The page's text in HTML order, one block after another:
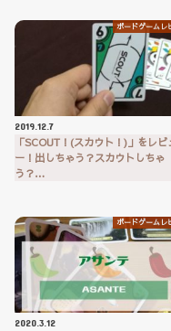
ボードゲームレ
2019.12.7
「SCOUT！(スカウト！)」をレビ
ー！出しちゃう？スカウトしちゃ
う？…
ボードゲームレ
2020.3.12